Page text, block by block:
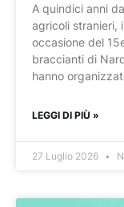
A quindici anni
agricoli stranieri,
occasione del
braccianti di
hanno
LEGGI DI PIÙ »
27 Luglio 2026